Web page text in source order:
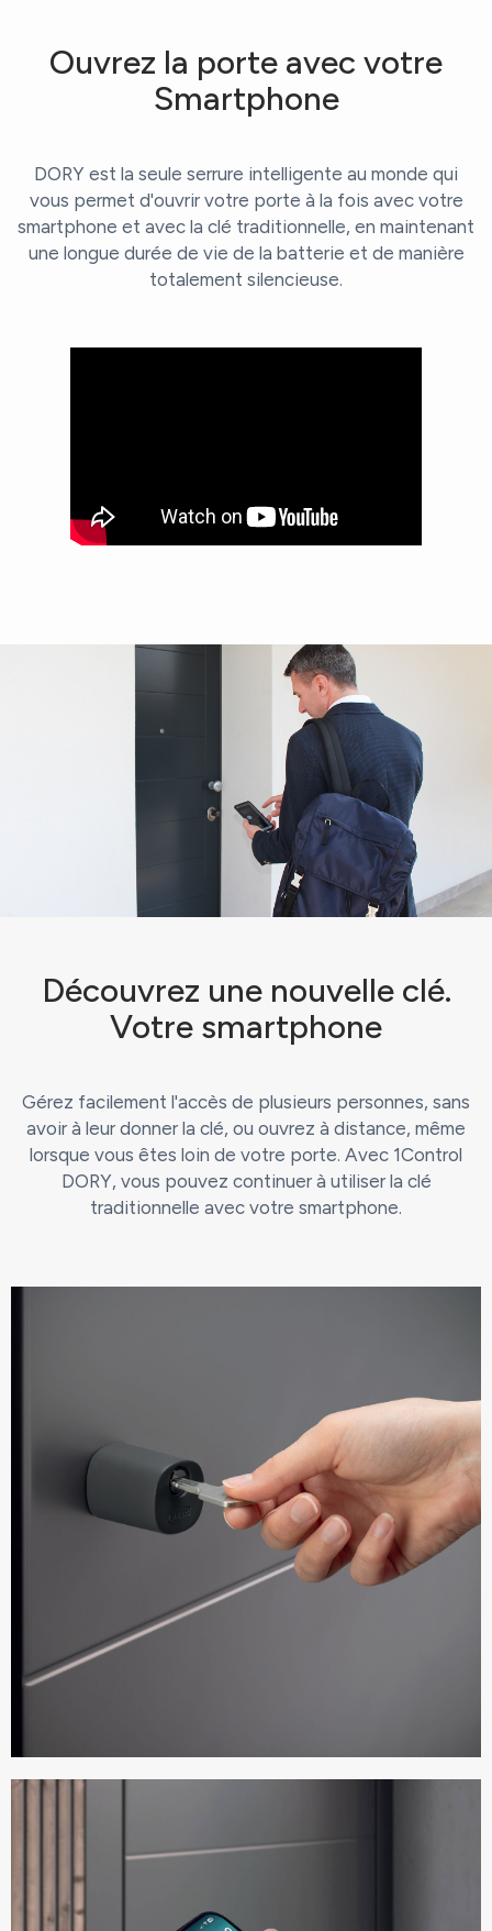
Ouvrez la porte avec votre
Smartphone
DORY est la seule serrure intelligente au monde qui
vous permet d'ouvrir votre porte à la fois avec votre
smartphone et avec la clé traditionnelle, en maintenant
une longue durée de vie de la batterie et de manière
totalement silencieuse.
Découvrez une nouvelle clé.
Votre smartphone
Gérez facilement l'accès de plusieurs personnes, sans
avoir à leur donner la clé, ou ouvrez à distance, même
lorsque vous êtes loin de votre porte. Avec 1Control
DORY, vous pouvez continuer à utiliser la clé
traditionnelle avec votre smartphone.